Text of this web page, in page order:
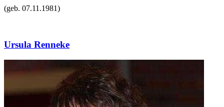
(geb. 07.11.1981)
Ursula Renneke